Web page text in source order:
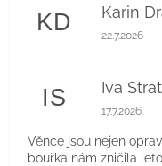
KD Karin
22.7.2026
IS Iva
17.7.2026
Věnce jsou nejen
bouřka nám zničila